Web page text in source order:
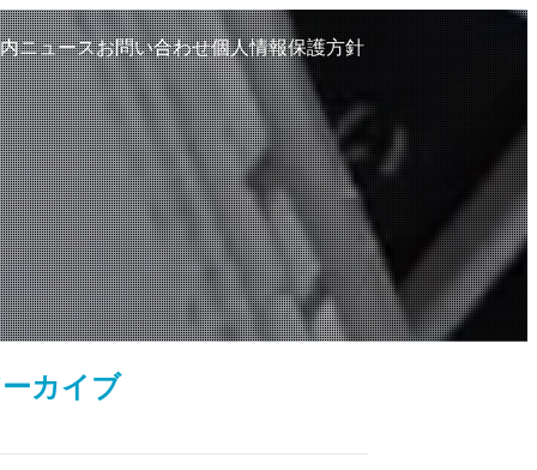
ニュースお問い合わせ個人情報保護方針
カイブ